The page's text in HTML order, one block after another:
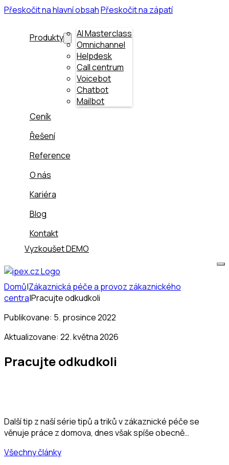
Přeskočit na hlavní obsahPřeskočit na zápatí
Produkty
AI Masterclass
Omnichannel
Helpdesk
Call centrum
Voicebot
Chatbot
Mailbot
Ceník
Řešení
Reference
O nás
Kariéra
Blog
Kontakt
Vyzkoušet DEMO
Domů|Zákaznická péče a provoz zákaznického
centra|Pracujte odkudkoli
Publikovane: 5. prosince 2022
Aktualizovane: 22. května 2026
Pracujte odkudkoli
Další tip z naší série tipů a triků v zákaznické péče se
věnuje práce z domova, dnes však spíše obecně…
Všechny články